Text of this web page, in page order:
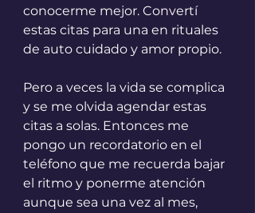
conocerme mejor. Convertí
estas citas para una en rituales
de auto cuidado y amor propio.
Pero a veces la vida se complica
y se me olvida agendar estas
citas a solas. Entonces me
pongo un recordatorio en el
teléfono que me recuerda bajar
el ritmo y ponerme atención
aunque sea una vez al mes,